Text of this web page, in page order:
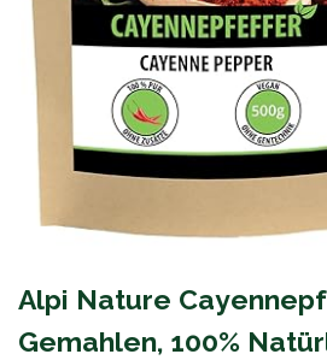
Alpi Nature
Gemahlen, 100%